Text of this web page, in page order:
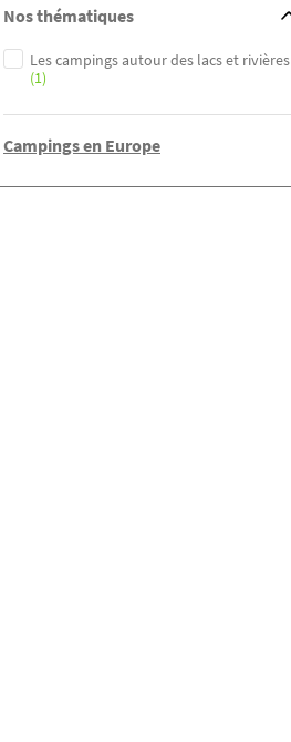
Nos thématiques
Les campings autour des lacs et rivières
(1)
Campings en Europe